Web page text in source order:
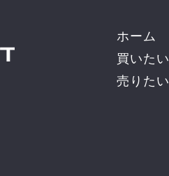
ホーム
買いたい
売りたい